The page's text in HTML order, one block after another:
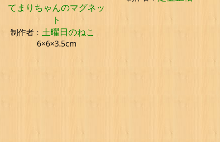
てまりちゃんのマグネッ
ト
制作者： 土曜日のねこ
6×6×3.5cm